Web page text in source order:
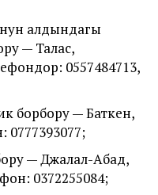
алдындагы
— Талас,
0557484713,
борбору — Баткен,
0777393077;
— Джалал-Абад,
0372255084;